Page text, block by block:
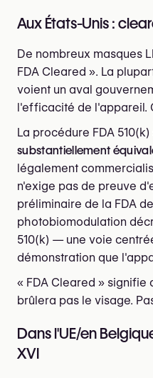
Aux États-Unis :
De nombreux masques
FDA Cleared ». La
voient un aval
l'efficacité de l'appareil.
La procédure FDA
substantiellement
légalement
n'exige pas de preuve
préliminaire de la FDA
photobiomodulation
510(k) — une voie
démonstration que
« FDA Cleared » signifie
brûlera pas le visage.
Dans l'UE/en
XVI